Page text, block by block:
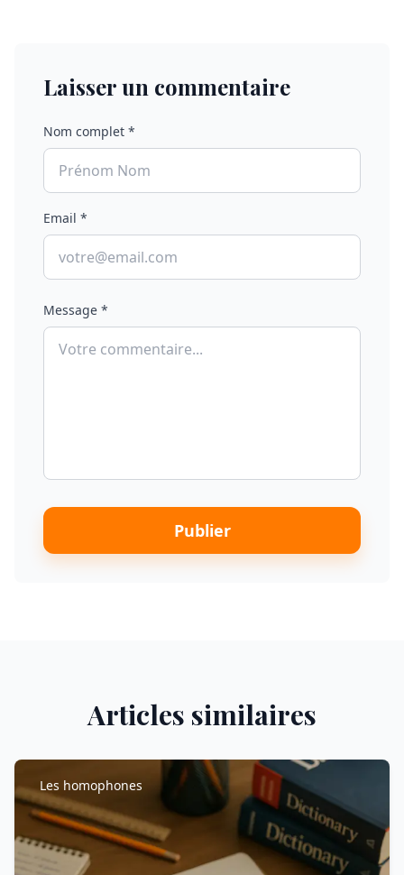
Laisser un commentaire
Nom complet *
Email *
Message *
Publier
Articles similaires
Les homophones